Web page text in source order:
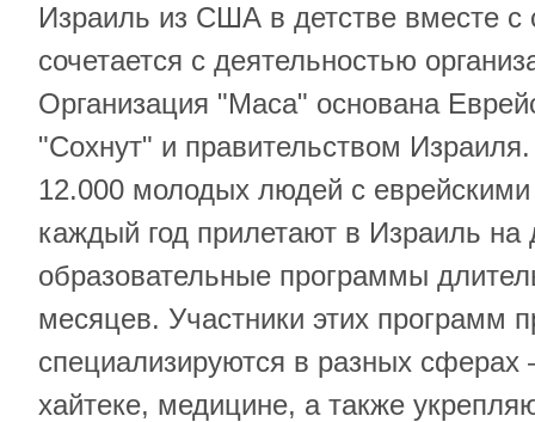
Израиль из США в детстве вместе с
сочетается с деятельностью
Организация "Маса" основана
"Сохнут" и правительством
12.000 молодых людей с
каждый год прилетают в Израиль на
образовательные программы
месяцев. Участники этих программ
специализируются в разных сферах
хайтеке, медицине, а также